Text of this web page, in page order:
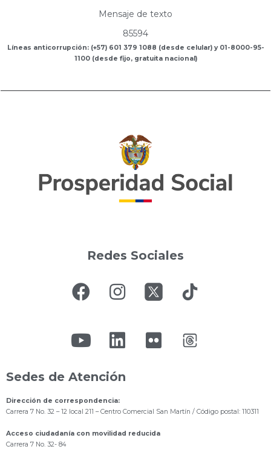
Mensaje de texto
85594
Líneas anticorrupción: (+57) 601 379 1088 (desde celular) y 01-8000-95-
1100 (desde fijo, gratuita nacional)
Redes Sociales
Sedes de Atención
Dirección de correspondencia:
Carrera 7 No. 32 – 12 local 211 – Centro Comercial San Martín / Código postal: 110311
Acceso ciudadanía con movilidad reducida
Carrera 7 No. 32- 84